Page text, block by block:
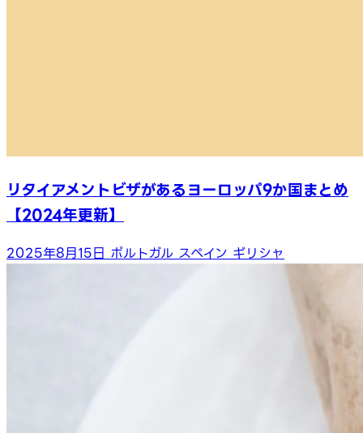
リタイアメントビザがあるヨーロッパ9か国まとめ
【2024年更新】
2025年8月15日 ポルトガル スペイン ギリシャ